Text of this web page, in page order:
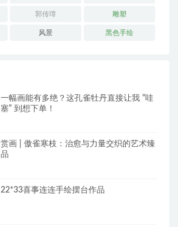
郭传璋 雕塑
风景 黑色手绘
一幅画能有多绝？这孔雀牡丹直接让我 “哇
塞” 到想下单！
赏画 | 傲雀寒枝：治愈与力量交织的艺术臻
品
22*33喜事连连手绘摆台作品